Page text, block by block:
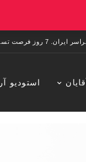
سال خدمات پس از فروش.
استودیو